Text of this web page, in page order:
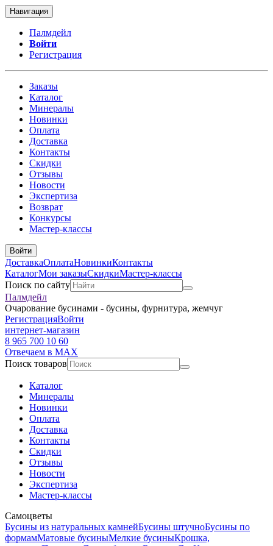
Навигация
Палмдейл
Войти
Регистрация
Заказы
Каталог
Минералы
Новинки
Оплата
Доставка
Контакты
Скидки
Отзывы
Новости
Экспертиза
Возврат
Конкурсы
Мастер-классы
Войти
ДоставкаОплатаНовинкиКонтакты
КаталогМои заказыСкидкиМастер-классы
Поиск по сайту
Палмдейл
Очарование бусинами - бусины, фурнитура, жемчуг
РегистрацияВойти
интернет-магазин
8 965 700 10 60
Отвечаем в MAX
Поиск товаров
Каталог
Минералы
Новинки
Оплата
Доставка
Контакты
Скидки
Отзывы
Новости
Экспертиза
Мастер-классы
Самоцветы
Бусины из натуральных камнейБусины штучноБусины по
формамМатовые бусиныМелкие бусиныКрошка,